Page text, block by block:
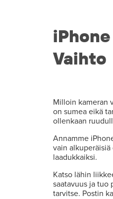
Vaihto
Milloin kameran
on sumea eikä
ollenkaan
Annamme
vain
laadukkaiksi.
Katso lähin
saatavuus ja tuo
tarvitse. Postin